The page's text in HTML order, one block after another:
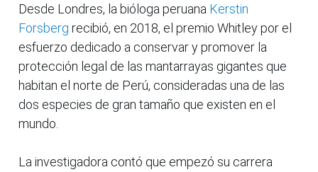
Desde Londres, la bióloga peruana Kerstin
Forsberg recibió, en 2018, el premio Whitley por el
esfuerzo dedicado a conservar y promover la
protección legal de las mantarrayas gigantes que
habitan el norte de Perú, consideradas una de las
dos especies de gran tamaño que existen en el
mundo.
La investigadora contó que empezó su carrera